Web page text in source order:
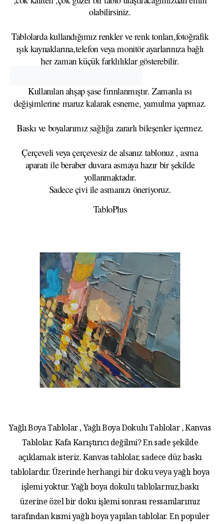
olabilirsiniz.
Tablolarda kullandığımız renkler ve renk tonları,fotoğrafik
ışık kaynaklarına,telefon veya monitör ayarlarınıza bağlı
her zaman küçük farklılıklar gösterebilir.
Kullanılan ahşap şase fırınlanmıştır. Zamanla ısı
değişimlerine maruz kalarak esneme, yamulma yapmaz.
Baskı ve boyalarımız sağlığa zararlı bileşenler içermez.
Çerçeveli veya çerçevesiz de alsanız tablonuz , asma
aparatı ile beraber duvara asmaya hazır bir şekilde
yollanmaktadır.
Sadece çivi ile asmanızı öneriyoruz.
TabloPlus
Yağlı Boya Tablolar , Yağlı Boya Dokulu Tablolar , Kanvas
Tablolar. Kafa Karıştırıcı değilmi? En sade şekilde
açıklamak isteriz. Kanvas tablolar, sadece düz baskı
tablolardır. Üzerinde herhangi bir doku veya yağlı boya
işlemi yoktur. Yağlı boya dokulu tablolarmız,baskı
üzerine özel bir doku işlemi sonrası ressamlarımız
tarafından kısmi yağlı boya yapılan tablolar. En populer